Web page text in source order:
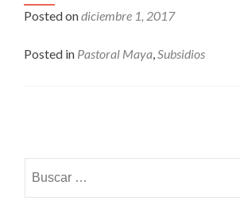
Posted ondiciembre 1, 2017
Posted in Pastoral Maya,Subsidios
navigation